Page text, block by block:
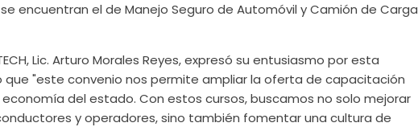
encuentran el de Manejo Seguro de Automóvil y Camión de Carga
Lic. Arturo Morales Reyes, expresó su entusiasmo por esta
"este convenio nos permite ampliar la oferta de capacitación
del estado. Con estos cursos, buscamos no solo mejorar
y operadores, sino también fomentar una cultura de